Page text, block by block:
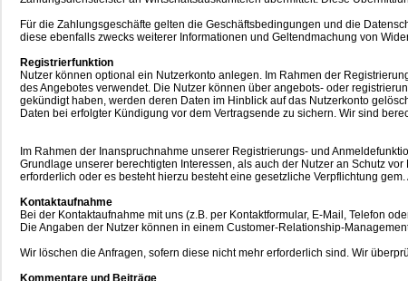
Für die Zahlungsgeschäfte gelten die Geschäftsbedingungen und die
diese ebenfalls zwecks weiterer Informationen und Geltendmachung von
Registrierfunktion
Nutzer können optional ein Nutzerkonto anlegen. Im Rahmen der
des Angebotes verwendet. Die Nutzer können über angebots- oder
gekündigt haben, werden deren Daten im Hinblick auf das Nutzerkonto
Daten bei erfolgter Kündigung vor dem Vertragsende zu sichern. Wir sind
Im Rahmen der Inanspruchnahme unserer Registrierungs- und
Grundlage unserer berechtigten Interessen, als auch der Nutzer an Schutz
erforderlich oder es besteht hierzu besteht eine gesetzliche Verpflichtung
Kontaktaufnahme
Bei der Kontaktaufnahme mit uns (z.B. per Kontaktformular, E-Mail, Telefon
Die Angaben der Nutzer können in einem Customer-Relationship-
Wir löschen die Anfragen, sofern diese nicht mehr erforderlich sind. Wir
Kommentare und Beiträge